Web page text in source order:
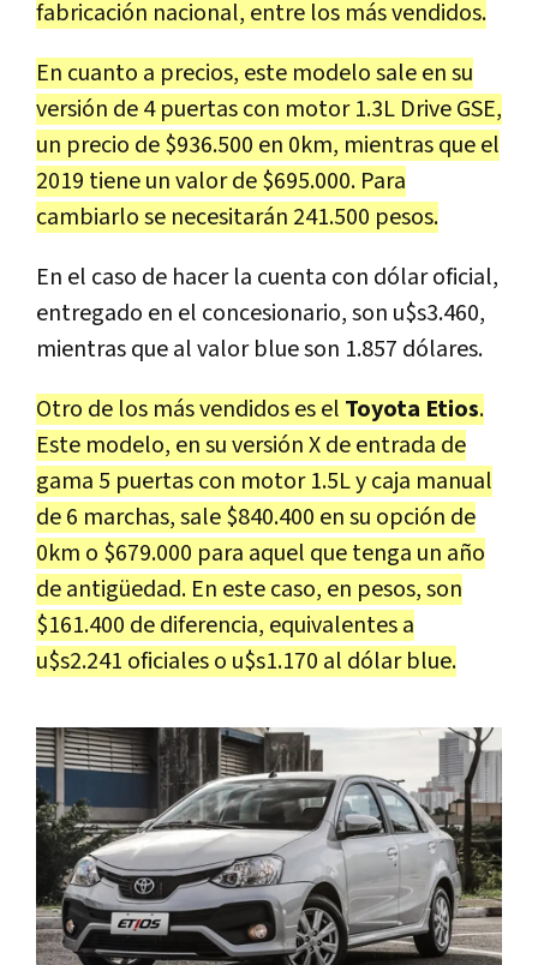
fabricación nacional, entre los más vendidos.
En cuanto a precios, este modelo sale en su
versión de 4 puertas con motor 1.3L Drive GSE,
un precio de $936.500 en 0km, mientras que el
2019 tiene un valor de $695.000. Para
cambiarlo se necesitarán 241.500 pesos.
En el caso de hacer la cuenta con dólar oficial,
entregado en el concesionario, son u$s3.460,
mientras que al valor blue son 1.857 dólares.
Otro de los más vendidos es el Toyota Etios.
Este modelo, en su versión X de entrada de
gama 5 puertas con motor 1.5L y caja manual
de 6 marchas, sale $840.400 en su opción de
0km o $679.000 para aquel que tenga un año
de antigüedad. En este caso, en pesos, son
$161.400 de diferencia, equivalentes a
u$s2.241 oficiales o u$s1.170 al dólar blue.